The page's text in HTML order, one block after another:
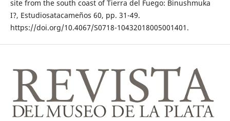
site from the south coast of Tierra del Fuego: Binushmuka
I?, Estudiosatacameños 60, pp. 31-49.
https://doi.org/10.4067/S0718-10432018005001401.